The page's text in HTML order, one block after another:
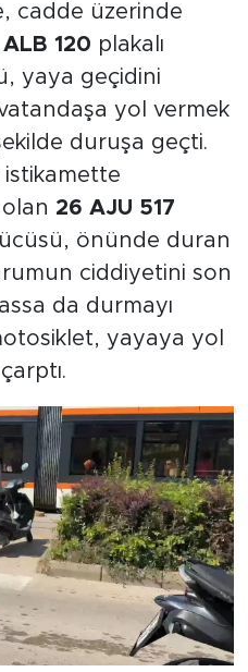
cadde üzerinde
120 plakalı
yaya geçidini
yol vermek
duruşa geçti.
istikamette
26 AJU 517
önünde duran
ciddiyetini son
da durmayı
yayaya yol